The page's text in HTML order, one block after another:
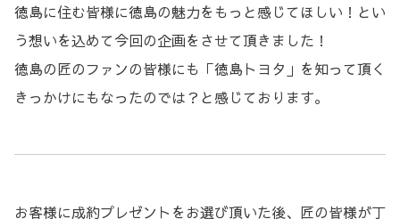
徳島に住む皆様に徳島の魅力をもっと感じてほしい！とい
う想いを込めて今回の企画をさせて頂きました！
徳島の匠のファンの皆様にも「徳島トヨタ」を知って頂く
きっかけにもなったのでは？と感じております。
お客様に成約プレゼントをお選び頂いた後、匠の皆様が丁